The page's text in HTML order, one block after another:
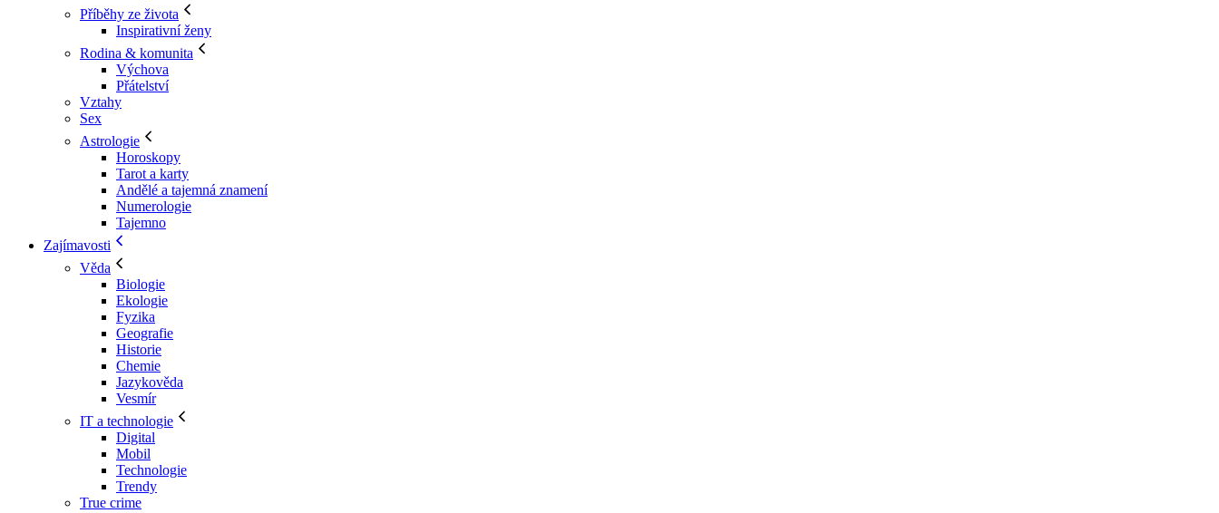
Příběhy ze života
Inspirativní ženy
Rodina & komunita
Výchova
Přátelství
Vztahy
Sex
Astrologie
Horoskopy
Tarot a karty
Andělé a tajemná znamení
Numerologie
Tajemno
Zajímavosti
Věda
Biologie
Ekologie
Fyzika
Geografie
Historie
Chemie
Jazykověda
Vesmír
IT a technologie
Digital
Mobil
Technologie
Trendy
True crime